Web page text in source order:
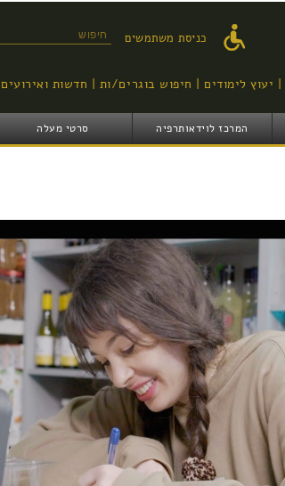
העיקרי
טופס חיפוש כניסת משתמשים
יעוץ לימודים חיפוש בוגרים/ות חדשות ואירועים
המרכז לוידאותרפיה סרטי מעלה